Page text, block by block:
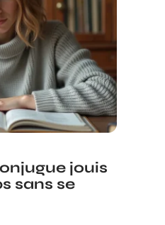
jouis
sans se